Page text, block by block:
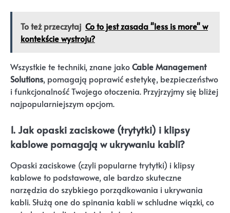
To też przeczytaj Co to jest zasada "less is more" w
kontekście wystroju?
Wszystkie te techniki, znane jakoCable Management
Solutions, pomagają poprawić estetykę, bezpieczeństwo
i funkcjonalność Twojego otoczenia. Przyjrzyjmy się bliżej
najpopularniejszym opcjom.
1. Jak opaski zaciskowe (trytytki) i klipsy
kablowe pomagają w ukrywaniu kabli?
Opaski zaciskowe (czyli popularne trytytki) i klipsy
kablowe to podstawowe, ale bardzo skuteczne
narzędzia do szybkiego porządkowania i ukrywania
kabli. Służą one do spinania kabli w schludne wiązki, co